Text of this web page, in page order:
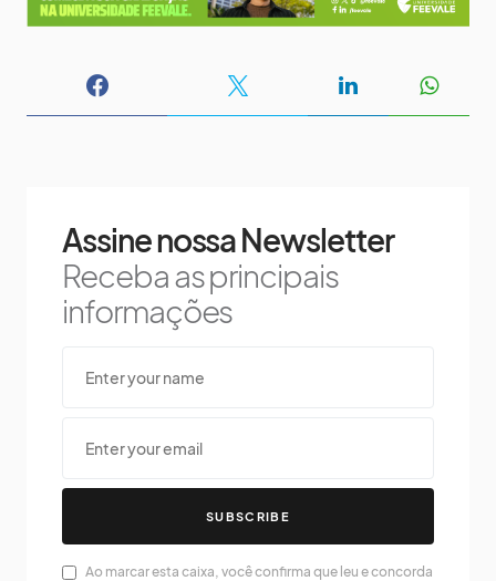
Assine nossa Newsletter
Receba as principais
informações
SUBSCRIBE
Ao marcar esta caixa, você confirma que leu e concorda